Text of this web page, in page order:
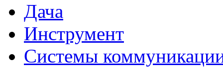
Дача
Инструмент
Системы